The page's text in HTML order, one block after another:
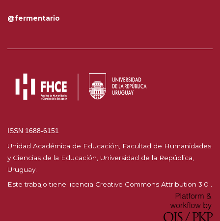
@fermentario
ISSN 1688-6151
Unidad Académica de Educación, Facultad de Humanidades
y Ciencias de la Educación, Universidad de la República,
Uruguay.
Este trabajo tiene licencia Creative Commons Attribution 3.0 .